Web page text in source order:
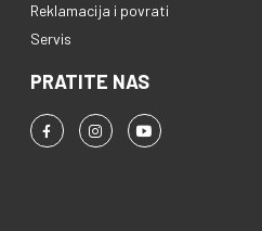
Reklamacija i povrati
Servis
PRATITE NAS